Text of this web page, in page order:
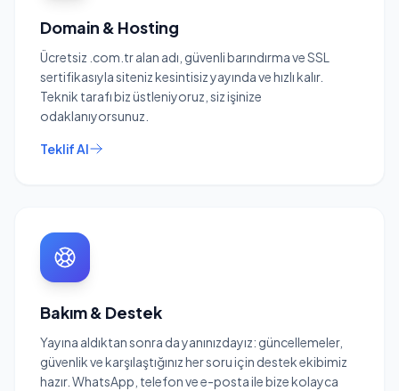
Domain & Hosting
Ücretsiz .com.tr alan adı, güvenli barındırma ve SSL
sertifikasıyla siteniz kesintisiz yayında ve hızlı kalır.
Teknik tarafı biz üstleniyoruz, siz işinize
odaklanıyorsunuz.
Teklif Al
Bakım & Destek
Yayına aldıktan sonra da yanınızdayız: güncellemeler,
güvenlik ve karşılaştığınız her soru için destek ekibimiz
hazır. WhatsApp, telefon ve e-posta ile bize kolayca